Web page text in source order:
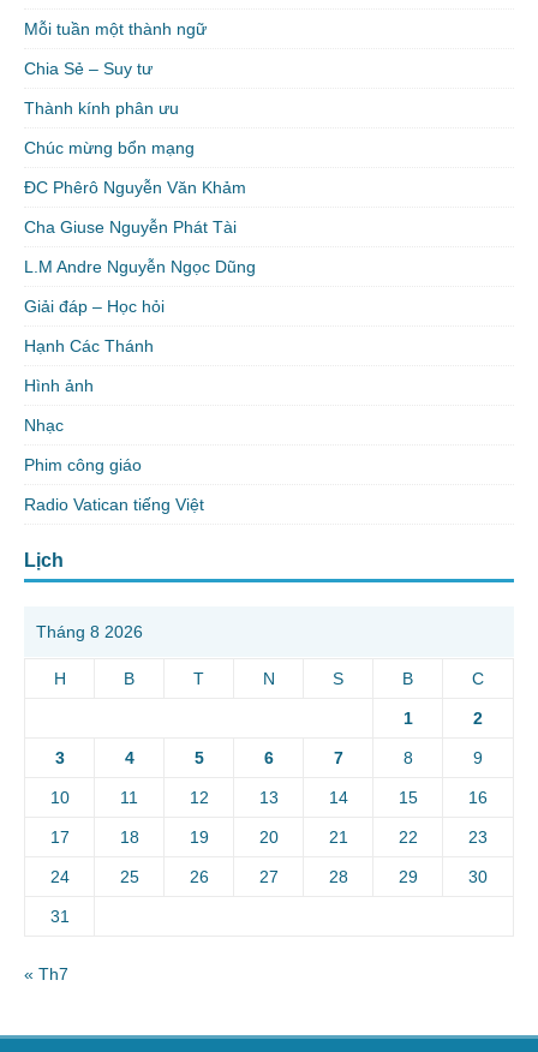
Mỗi tuần một thành ngữ
Chia Sẻ – Suy tư
Thành kính phân ưu
Chúc mừng bổn mạng
ĐC Phêrô Nguyễn Văn Khảm
Cha Giuse Nguyễn Phát Tài
L.M Andre Nguyễn Ngọc Dũng
Giải đáp – Học hỏi
Hạnh Các Thánh
Hình ảnh
Nhạc
Phim công giáo
Radio Vatican tiếng Việt
Lịch
Tháng 8 2026
H B T N S B C
1 2
3 4 5 6 7 8 9
10 11 12 13 14 15 16
17 18 19 20 21 22 23
24 25 26 27 28 29 30
31
« Th7